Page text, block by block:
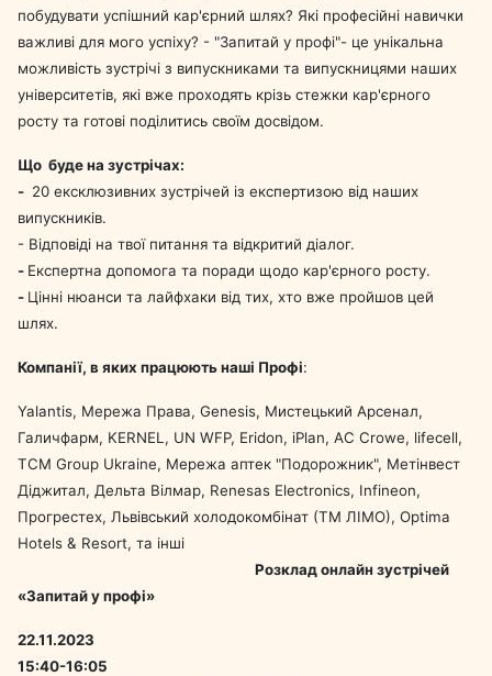
побудувати успішний кар'єрний шлях? Які професійні навички
важливі для мого успіху? - "Запитай у профі"- це унікальна
можливість зустрічі з випускниками та випускницями наших
університетів, які вже проходять крізь стежки кар'єрного
росту та готові поділитись своїм досвідом.
Що буде на зустрічах:
- 20 ексклюзивних зустрічей із експертизою від наших
випускників.
- Відповіді на твої питання та відкритий діалог.
- Експертна допомога та поради щодо кар'єрного росту.
- Цінні нюанси та лайфхаки від тих, хто вже пройшов цей
шлях.
Компанії, в яких працюють наші Профі:
Yalantis, Мережа Права, Genesis, Мистецький Арсенал,
Галичфарм, KERNEL, UN WFP, Eridon, iPlan, AC Crowe, lifecell,
TCM Group Ukraine, Мережа аптек "Подорожник", Метінвест
Діджитал, Дельта Вілмар, Renesas Electronics, Infineon,
Прогрестех, Львівський холодокомбінат (ТМ ЛІМО), Optima
Hotels & Resort, та інші
Розклад онлайн зустрічей
«Запитай у профі»
22.11.2023
15:40-16:05